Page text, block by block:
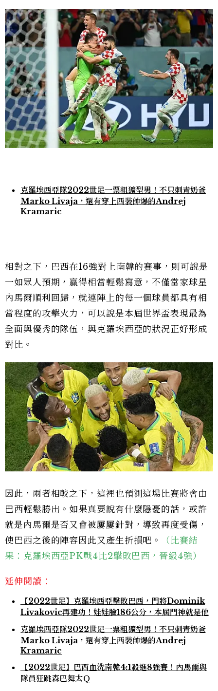
克羅埃西亞隊2022世足一票粗獷型男！不只刺青奶爸
Marko Livaja，還有穿上西裝帥爆的Andrej
Kramaric
相對之下，巴西在16強對上南韓的賽事，則可說是
一如眾人預期，贏得相當輕鬆寫意，不僅當家球星
內馬爾順利回歸，就連陣上的每一個球員都具有相
當程度的攻擊火力，可以說是本屆世界盃表現最為
全面與優秀的隊伍，與克羅埃西亞的狀況正好形成
對比。
因此，兩者相較之下，這裡也預測這場比賽將會由
巴西輕鬆勝出。如果真要說有什麼隱憂的話，或許
就是內馬爾是否又會被屢屢針對，導致再度受傷，
使巴西之後的陣容因此又產生折損吧。
（比賽結
果：克羅埃西亞PK戰4比2擊敗巴西，晉級4強）
延伸閱讀：
【2022世足】克羅埃西亞擊敗巴西，門將Dominik
Livakovic再建功！娃娃臉186公分，本屆門神就是他
克羅埃西亞隊2022世足一票粗獷型男！不只刺青奶爸
Marko Livaja，還有穿上西裝帥爆的Andrej
Kramaric
【2022世足】巴西血洗南韓4:1殺進8強賽！內馬爾與
隊員狂跳森巴舞太Ｑ